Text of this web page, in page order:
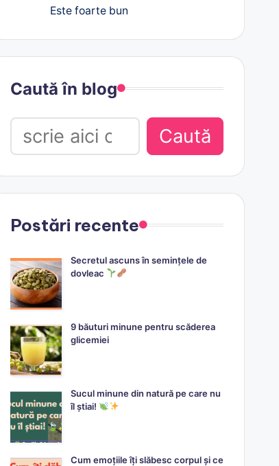
Este foarte bun
Caută în blog
Caută
Postări recente
Secretul ascuns în semințele de
dovleac
9 băuturi minune pentru scăderea
glicemiei
Sucul minune din natură pe care nu
îl știai!
Cum emoțiile îți slăbesc corpul și ce